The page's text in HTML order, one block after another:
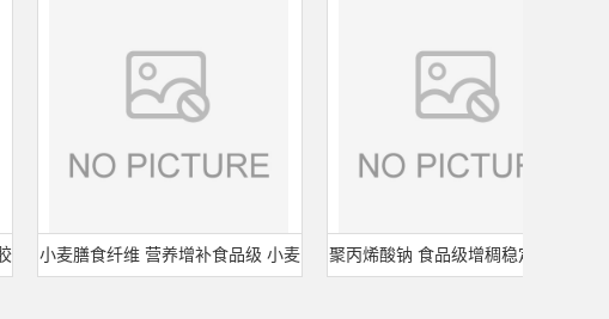
小麦膳食纤维 营养增补食品级 小麦 聚丙烯酸钠 食品级增稠稳定剂 杭州